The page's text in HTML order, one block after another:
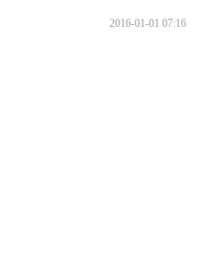
2016-01-01 07:16